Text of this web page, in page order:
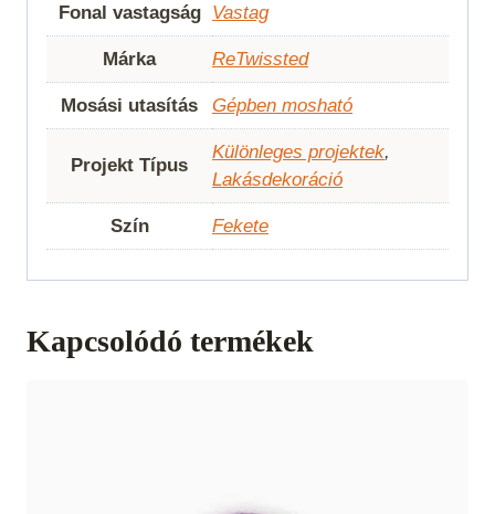
Fonal vastagság Vastag
Márka ReTwissted
Mosási utasítás Gépben mosható
Projekt Típus
Különleges projektek,
Lakásdekoráció
Szín Fekete
Kapcsolódó termékek